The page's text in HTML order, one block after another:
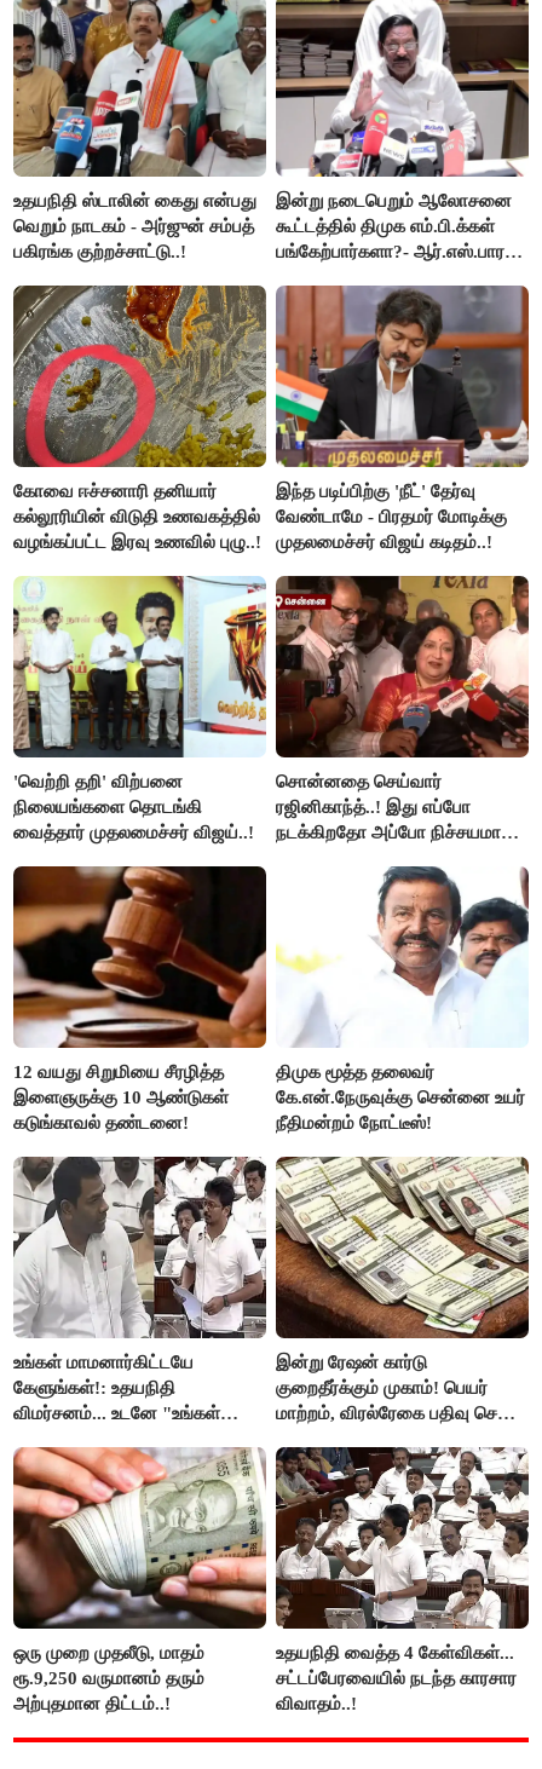
செய்தி!
உதயநிதி ஸ்டாலின் கைது என்பது
வெறும் நாடகம் - அர்ஜுன் சம்பத்
பகிரங்க குற்றச்சாட்டு..!
இன்று நடைபெறும் ஆலோசனை
கூட்டத்தில் திமுக எம்.பி.க்கள்
பங்கேற்பார்களா?- ஆர்.எஸ்.பாரதி
கோவை ஈச்சனாரி தனியார்
கல்லூரியின் விடுதி உணவகத்தில்
வழங்கப்பட்ட இரவு உணவில் புழு..!
இந்த படிப்பிற்கு 'நீட்' தேர்வு
வேண்டாமே - பிரதமர் மோடிக்கு
முதலமைச்சர் விஜய் கடிதம்..!
'வெற்றி தறி' விற்பனை
நிலையங்களை தொடங்கி
வைத்தார் முதலமைச்சர் விஜய்..!
சொன்னதை செய்வார்
ரஜினிகாந்த்..! இது எப்போ
நடக்கிறதோ அப்போ நிச்சயமாக
ரஜினிகாந்த்..!
12 வயது சிறுமியை சீரழித்த
இளைஞருக்கு 10 ஆண்டுகள்
கடுங்காவல் தண்டனை!
திமுக மூத்த தலைவர்
கே.என்.நேருவுக்கு சென்னை உயர்
நீதிமன்றம் நோட்டீஸ்!
உங்கள் மாமனார்கிட்டயே
கேளுங்கள்!: உதயநிதி
விமர்சனம்... உடனே "உங்கள்
ஆதவ் அர்ஜுனா பதிலடி!
இன்று ரேஷன் கார்டு
குறைதீர்க்கும் முகாம்! பெயர்
மாற்றம், விரல்ரேகை பதிவு செய்ய
ஒரு முறை முதலீடு, மாதம்
ரூ.9,250 வருமானம் தரும்
அற்புதமான திட்டம்..!
உதயநிதி வைத்த 4 கேள்விகள்...
சட்டப்பேரவையில் நடந்த காரசார
விவாதம்..!